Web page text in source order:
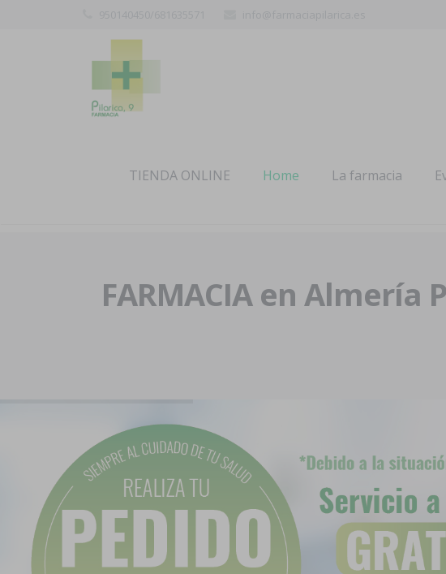
TIENDA ONLINE Home La farmacia
FARMACIA en Almería